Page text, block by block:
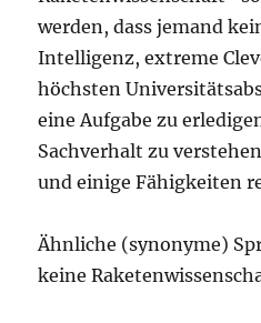
werden, dass jemand
Intelligenz, extreme
höchsten
eine Aufgabe zu
Sachverhalt zu
und einige Fähigkeiten
Ähnliche (synonyme)
keine